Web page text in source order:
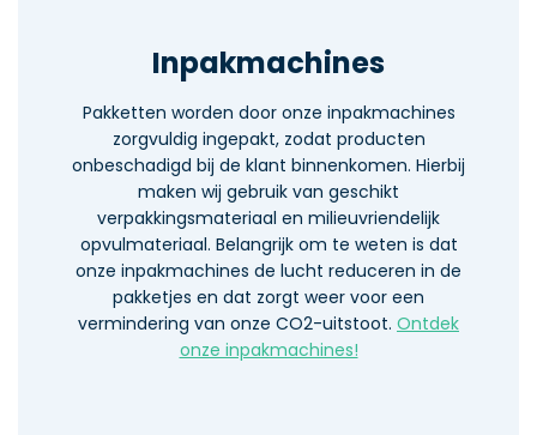
Inpakmachines
Pakketten worden door onze inpakmachines
zorgvuldig ingepakt, zodat producten
onbeschadigd bij de klant binnenkomen. Hierbij
maken wij gebruik van geschikt
verpakkingsmateriaal en milieuvriendelijk
opvulmateriaal. Belangrijk om te weten is dat
onze inpakmachines de lucht reduceren in de
pakketjes en dat zorgt weer voor een
vermindering van onze CO2-uitstoot. Ontdek
onze inpakmachines!